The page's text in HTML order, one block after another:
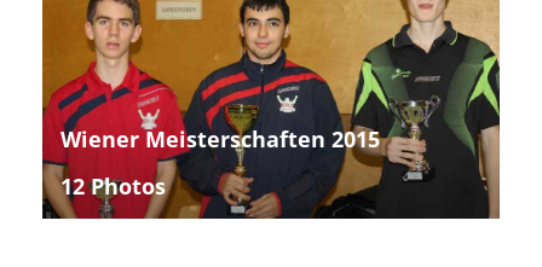
Wiener Meisterschaften 2015
12 Photos